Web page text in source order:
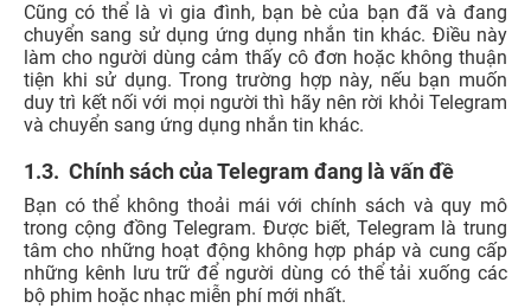
Cũng có thể là vì gia đình, bạn bè của bạn đã và đang
chuyển sang sử dụng ứng dụng nhắn tin khác. Điều này
làm cho người dùng cảm thấy cô đơn hoặc không thuận
tiện khi sử dụng. Trong trường hợp này, nếu bạn muốn
duy trì kết nối với mọi người thì hãy nên rời khỏi Telegram
và chuyển sang ứng dụng nhắn tin khác.
1.3. Chính sách của Telegram đang là vấn đề
Bạn có thể không thoải mái với chính sách và quy mô
trong cộng đồng Telegram. Được biết, Telegram là trung
tâm cho những hoạt động không hợp pháp và cung cấp
những kênh lưu trữ để người dùng có thể tải xuống các
bộ phim hoặc nhạc miễn phí mới nhất.